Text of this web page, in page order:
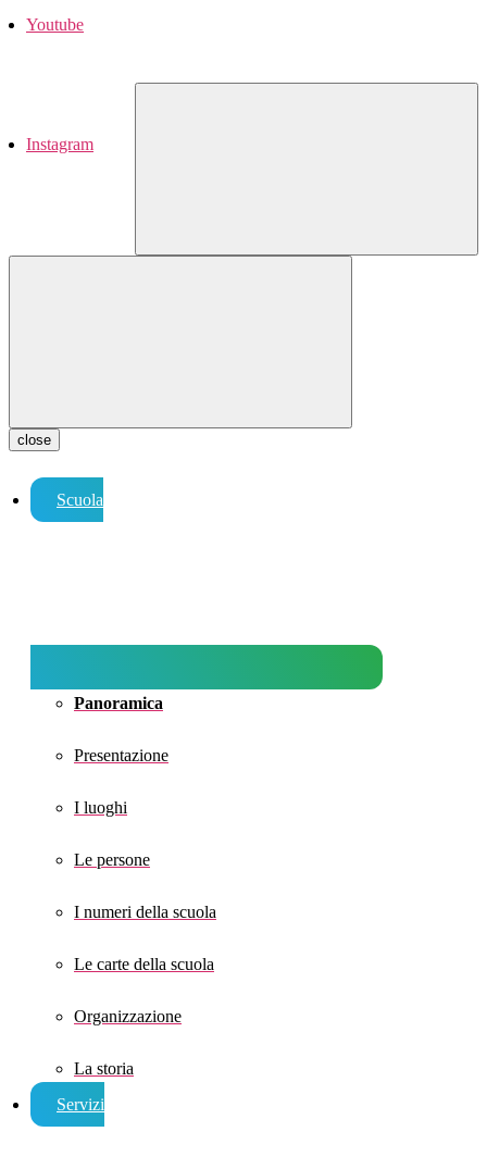
Youtube
Instagram
close
Scuola
Panoramica
Presentazione
I luoghi
Le persone
I numeri della scuola
Le carte della scuola
Organizzazione
La storia
Servizi